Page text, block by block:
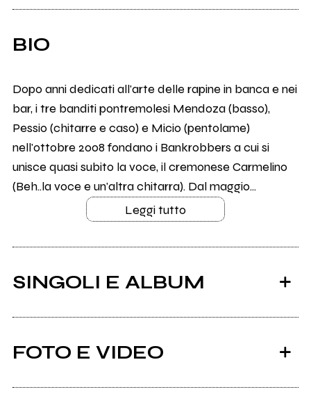
BIO
Dopo anni dedicati all'arte delle rapine in banca e nei
bar, i tre banditi pontremolesi Mendoza (basso),
Pessio (chitarre e caso) e Micio (pentolame)
nell'ottobre 2008 fondano i Bankrobbers a cui si
unisce quasi subito la voce, il cremonese Carmelino
(Beh..la voce e un'altra chitarra). Dal maggio...
Leggi tutto
SINGOLI E ALBUM
FOTO E VIDEO